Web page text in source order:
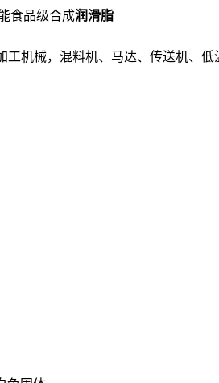
食品级合成润滑脂
工机械，混料机、马达、传送机、